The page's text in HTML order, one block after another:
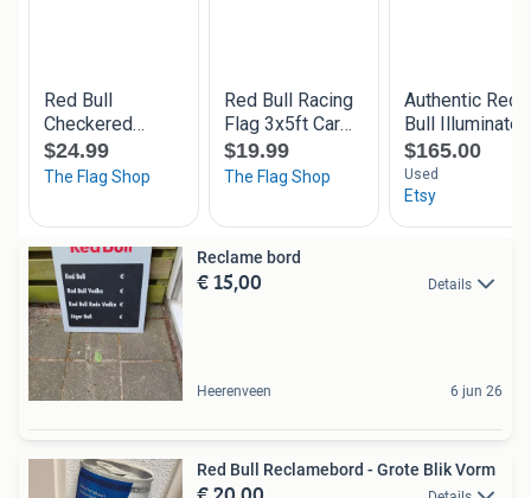
Reclame bord
€ 15,00 Details
Heerenveen 6 jun 26
Red Bull Reclamebord - Grote Blik Vorm